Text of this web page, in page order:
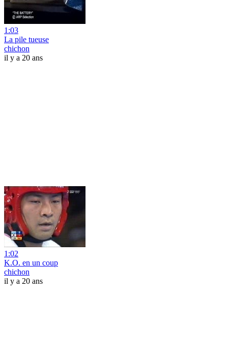
1:03
La pile tueuse
chichon
il y a 20 ans
1:02
K.O. en un coup
chichon
il y a 20 ans